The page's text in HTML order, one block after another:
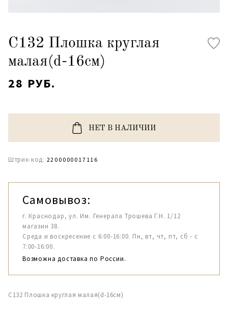
С132 Плошка круглая
малая(d-16см)
28 РУБ.
НЕТ В НАЛИЧИИ
Штрих-код: 2200000017116
Самовывоз:
г. Краснодар, ул. Им. Генерала Трошева Г.Н. 1/12
магазин 38.
Среда и воскресение с 6:00-16:00. Пн, вт, чт, пт, сб - с
7:00-16:00.
Возможна доставка по России.
С132 Плошка круглая малая(d-16см)